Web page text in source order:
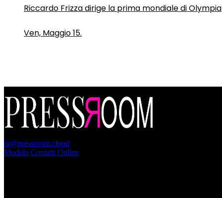
Riccardo Frizza dirige la prima mondiale di Olympia
Ven, Maggio 15.
pr@pressroom.cloud
Modulo Contatti Online